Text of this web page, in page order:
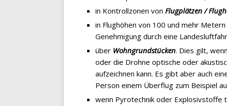
in Kontrollzonen von Flugplätzen /
in Flughöhen von 100 und mehr
Genehmigung durch eine
über Wohngrundstücken. Dies gilt,
oder die Drohne optische oder
aufzeichnen kann. Es gibt aber auch
Person einem Überflug zum Beispiel
wenn Pyrotechnik oder Explosivstoffe